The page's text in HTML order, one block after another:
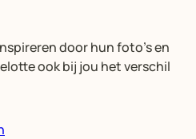
door hun foto’s en
ook bij jou het verschil